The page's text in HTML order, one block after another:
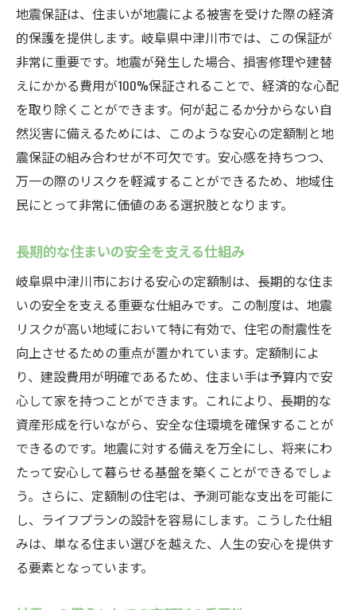
らし
定額制が提供する安心の日常生活
地震保証による住まいの安心感
中津川市での安心ライフスタイルの実現
災害時の安全をサポートする仕組み
住民間での信頼構築と支援体制
安心の定額制で広がる地域の絆
地震保証を活用した安心の定額制住宅の選び方
地震保証が付いた住まいを見極める基準
中津川市でオススメの住宅プラン
長期的な視点で見る住宅選びのコツ
災害リスクを考慮した安全な住宅選定
地震保証付き住宅の市場動向
中津川市で安心の定額制が支持される理由
地元での高い信頼と実績
住民からのポジティブなフィードバック
安心の定額制が地域経済へ与える影響
コミュニティの一体感と安心感
中津川市の住宅における定額制の役割
地震保証が地域における信頼を強化
地震保証は、住まいが地震による被害を受けた際の経済
的保護を提供します。岐阜県中津川市では、この保証が
非常に重要です。地震が発生した場合、損害修理や建替
えにかかる費用が100%保証されることで、経済的な心配
を取り除くことができます。何が起こるか分からない自
然災害に備えるためには、このような安心の定額制と地
震保証の組み合わせが不可欠です。安心感を持ちつつ、
万一の際のリスクを軽減することができるため、地域住
民にとって非常に価値のある選択肢となります。
長期的な住まいの安全を支える仕組み
岐阜県中津川市における安心の定額制は、長期的な住ま
いの安全を支える重要な仕組みです。この制度は、地震
リスクが高い地域において特に有効で、住宅の耐震性を
向上させるための重点が置かれています。定額制によ
り、建設費用が明確であるため、住まい手は予算内で安
心して家を持つことができます。これにより、長期的な
資産形成を行いながら、安全な住環境を確保することが
できるのです。地震に対する備えを万全にし、将来にわ
たって安心して暮らせる基盤を築くことができるでしょ
う。さらに、定額制の住宅は、予測可能な支出を可能に
し、ライフプランの設計を容易にします。こうした仕組
みは、単なる住まい選びを越えた、人生の安心を提供す
る要素となっています。